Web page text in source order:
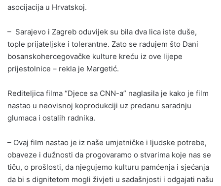
asocijacija u Hrvatskoj.
– Sarajevo i Zagreb oduvijek su bila dva lica iste duše,
tople prijateljske i tolerantne. Zato se radujem što Dani
bosanskohercegovačke kulture kreću iz ove lijepe
prijestolnice – rekla je Margetić.
Rediteljica filma “Djece sa CNN-a” naglasila je kako je film
nastao u neovisnoj koprodukciji uz predanu saradnju
glumaca i ostalih radnika.
– Ovaj film nastao je iz naše umjetničke i ljudske potrebe,
obaveze i dužnosti da progovaramo o stvarima koje nas se
tiču, o prošlosti, da njegujemo kulturu pamćenja i sjećanja
da bi s dignitetom mogli živjeti u sadašnjosti i odgajati našu